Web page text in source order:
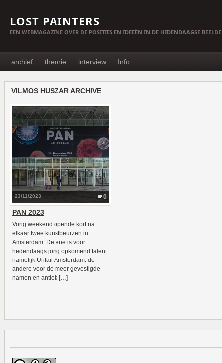
LOST PAINTERS
EEN WEBMAGAZINE OVER DE POSITIES EN IDEEËN IN DE HEDENDAAGSE
archief theorie interview Info
VILMOS HUSZAR ARCHIVE
0
23/11/2023
PAN 2023
Vorig weekend opende kort na
elkaar twee kunstbeurzen in
Amsterdam. De ene is voor
hedendaags jong opkomend talent
namelijk Unfair Amsterdam. de
andere voor de meer gevestigde
namen en antiek […]